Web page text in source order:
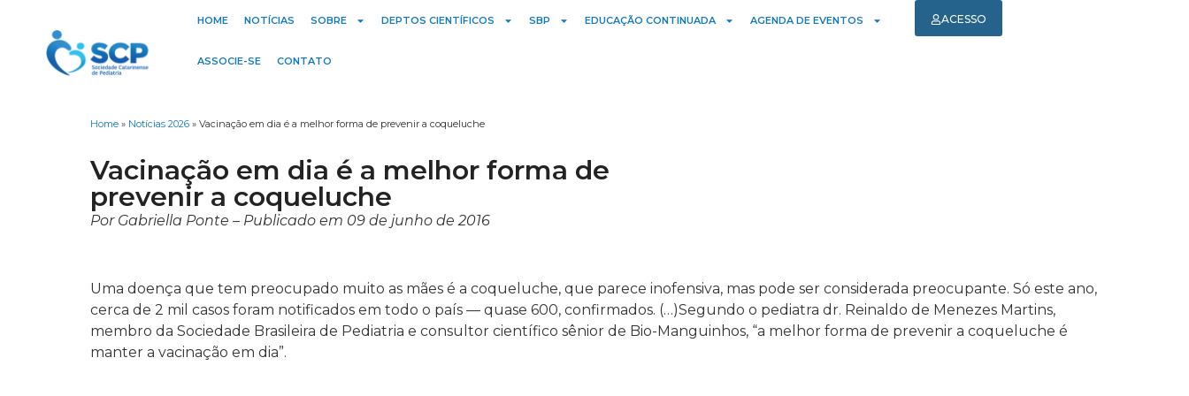
HOME NOTÍCIAS SOBRE DEPTOS CIENTÍFICOS SBP EDUCAÇÃO CONTINUADA AGENDA DE EVENTOS
ASSOCIE-SE CONTATO
ACESSO
Home » Notícias 2026 » Vacinação em dia é a melhor forma de prevenir a coqueluche
Vacinação em dia é a melhor forma de
prevenir a coqueluche
Por Gabriella Ponte – Publicado em 09 de junho de 2016
Uma doença que tem preocupado muito as mães é a coqueluche, que parece inofensiva, mas pode ser considerada preocupante. Só este ano,
cerca de 2 mil casos foram notificados em todo o país — quase 600, confirmados. (…)Segundo o pediatra dr. Reinaldo de Menezes Martins,
membro da Sociedade Brasileira de Pediatria e consultor científico sênior de Bio-Manguinhos, “a melhor forma de prevenir a coqueluche é
manter a vacinação em dia”.